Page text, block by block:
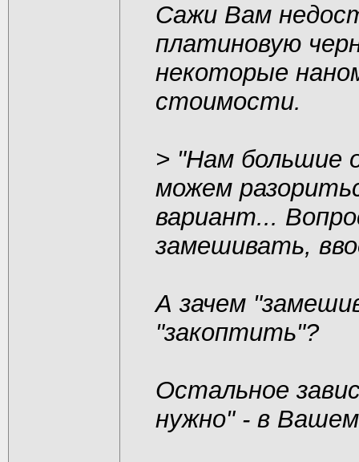
Сажи Вам
платиновую
некоторые
стоимости.
> "Нам большие
можем
вариант...
замешивать,
А зачем
"закоптить"?
Остальное
нужно"- в Вашем